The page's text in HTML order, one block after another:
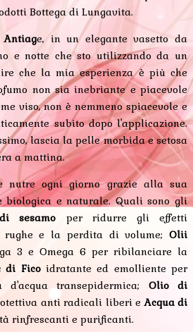
Bottega di Lungavita.
Antiage, in un elegante vasetto da
e notte che sto utilizzando da un
che la mia esperienza è più che
non sia inebriante e piacevole
viso, non è nemmeno spiacevole e
subito dopo l'applicazione.
lascia la pelle morbida e setosa
a mattina.
nutre ogni giorno grazie alla sua
biologica e naturale. Quali sono gli
sesamo per ridurre gli effetti
rughe e la perdita di volume; Olii
3 e Omega 6 per ribilanciare la
di Ficoidratante ed emolliente per
transepidermica; Olio di
anti radicali liberi e Acqua di
rinfrescanti e purificanti.